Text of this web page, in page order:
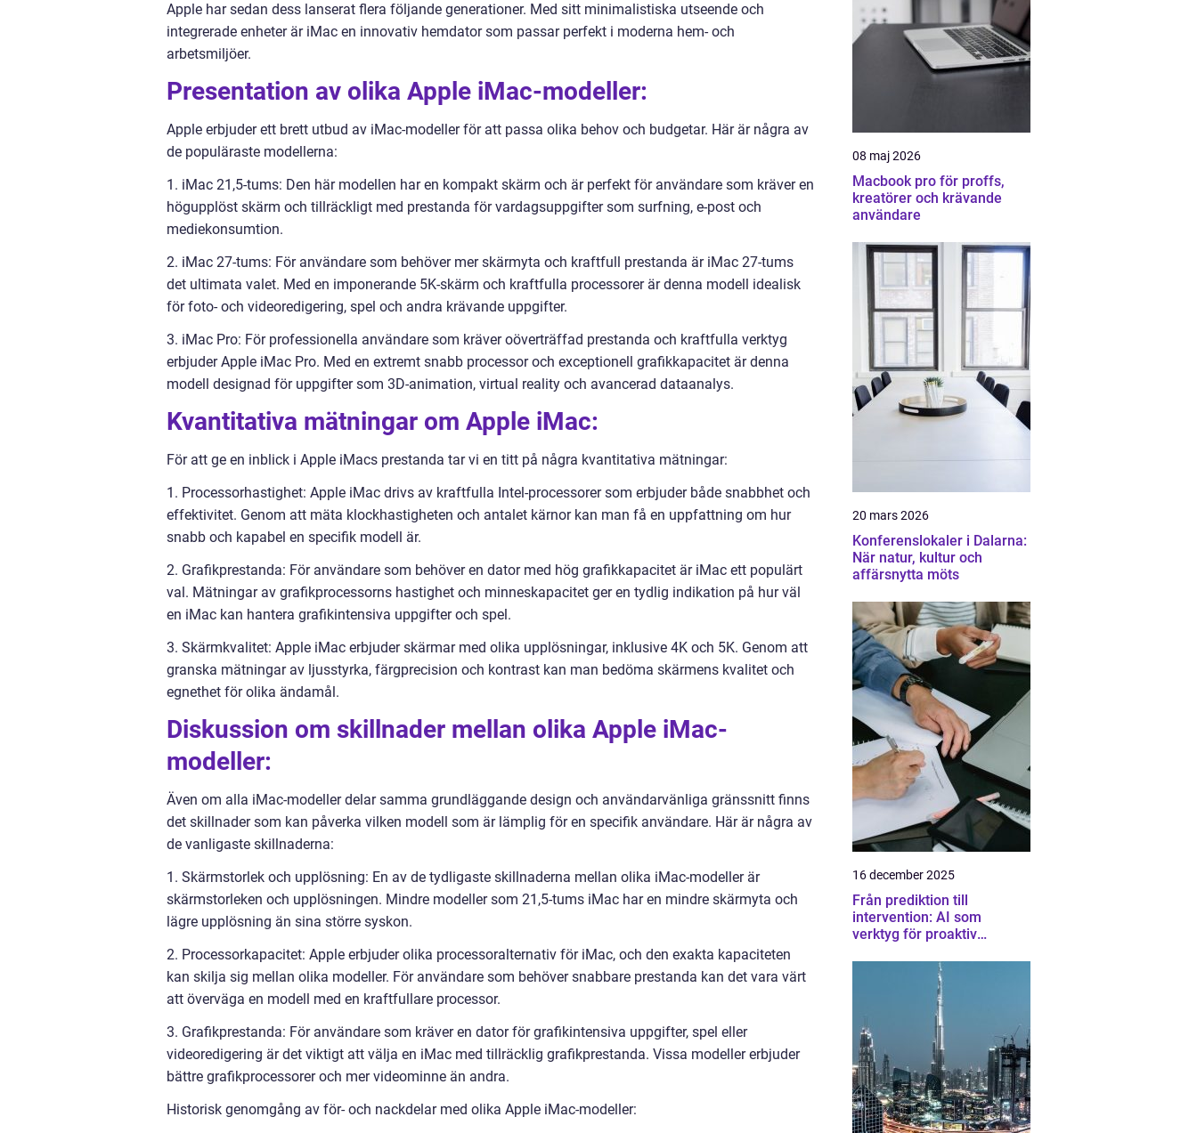
Apple har sedan dess lanserat flera följande generationer. Med sitt minimalistiska utseende och
integrerade enheter är iMac en innovativ hemdator som passar perfekt i moderna hem- och
arbetsmiljöer.
Presentation av olika Apple iMac-modeller:
Apple erbjuder ett brett utbud av iMac-modeller för att passa olika behov och budgetar. Här är några av
de populäraste modellerna:
1. iMac 21,5-tums: Den här modellen har en kompakt skärm och är perfekt för användare som kräver en
högupplöst skärm och tillräckligt med prestanda för vardagsuppgifter som surfning, e-post och
mediekonsumtion.
2. iMac 27-tums: För användare som behöver mer skärmyta och kraftfull prestanda är iMac 27-tums
det ultimata valet. Med en imponerande 5K-skärm och kraftfulla processorer är denna modell idealisk
för foto- och videoredigering, spel och andra krävande uppgifter.
3. iMac Pro: För professionella användare som kräver oöverträffad prestanda och kraftfulla verktyg
erbjuder Apple iMac Pro. Med en extremt snabb processor och exceptionell grafikkapacitet är denna
modell designad för uppgifter som 3D-animation, virtual reality och avancerad dataanalys.
Kvantitativa mätningar om Apple iMac:
För att ge en inblick i Apple iMacs prestanda tar vi en titt på några kvantitativa mätningar:
1. Processorhastighet: Apple iMac drivs av kraftfulla Intel-processorer som erbjuder både snabbhet och
effektivitet. Genom att mäta klockhastigheten och antalet kärnor kan man få en uppfattning om hur
snabb och kapabel en specifik modell är.
2. Grafikprestanda: För användare som behöver en dator med hög grafikkapacitet är iMac ett populärt
val. Mätningar av grafikprocessorns hastighet och minneskapacitet ger en tydlig indikation på hur väl
en iMac kan hantera grafikintensiva uppgifter och spel.
3. Skärmkvalitet: Apple iMac erbjuder skärmar med olika upplösningar, inklusive 4K och 5K. Genom att
granska mätningar av ljusstyrka, färgprecision och kontrast kan man bedöma skärmens kvalitet och
egnethet för olika ändamål.
Diskussion om skillnader mellan olika Apple iMac-
modeller:
Även om alla iMac-modeller delar samma grundläggande design och användarvänliga gränssnitt finns
det skillnader som kan påverka vilken modell som är lämplig för en specifik användare. Här är några av
de vanligaste skillnaderna:
1. Skärmstorlek och upplösning: En av de tydligaste skillnaderna mellan olika iMac-modeller är
skärmstorleken och upplösningen. Mindre modeller som 21,5-tums iMac har en mindre skärmyta och
lägre upplösning än sina större syskon.
2. Processorkapacitet: Apple erbjuder olika processoralternativ för iMac, och den exakta kapaciteten
kan skilja sig mellan olika modeller. För användare som behöver snabbare prestanda kan det vara värt
att överväga en modell med en kraftfullare processor.
3. Grafikprestanda: För användare som kräver en dator för grafikintensiva uppgifter, spel eller
videoredigering är det viktigt att välja en iMac med tillräcklig grafikprestanda. Vissa modeller erbjuder
bättre grafikprocessorer och mer videominne än andra.
Historisk genomgång av för- och nackdelar med olika Apple iMac-modeller:
08 maj 2026
Macbook pro för proffs,
kreatörer och krävande
användare
20 mars 2026
Konferenslokaler i Dalarna:
När natur, kultur och
affärsnytta möts
16 december 2025
Från prediktion till
intervention: AI som
verktyg för proaktiv